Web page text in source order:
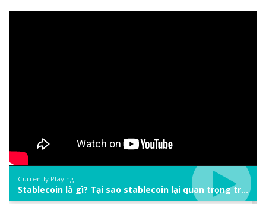
Currently Playing
Stablecoin là gì? Tại sao stablecoin lại quan trọng trong thị trường crypto? | Phổ cập Blockchain